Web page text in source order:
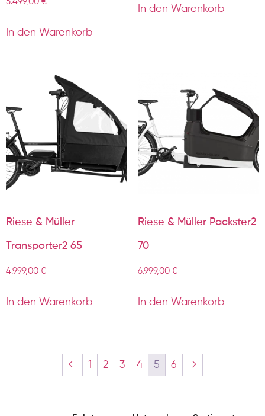
In den Warenkorb
In den Warenkorb
Riese & Müller
Transporter2 65
4.999,00 €
In den Warenkorb
Riese & Müller Packster2
70
6.999,00 €
In den Warenkorb
← 1 2 3 4 5 6 →